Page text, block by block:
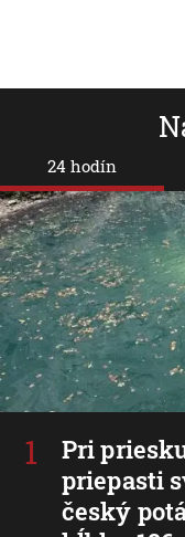
24 hodín
Pri
priepasti
český